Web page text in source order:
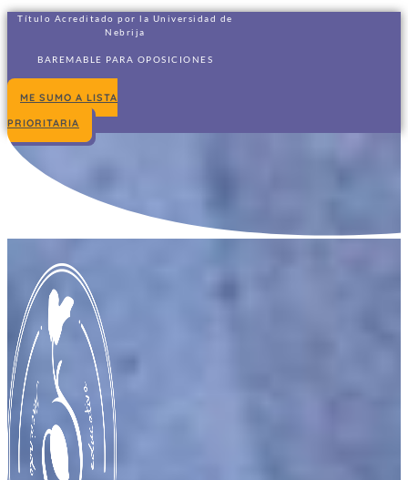
Título Acreditado por la Universidad de
Nebrija
BAREMABLE PARA OPOSICIONES
ME SUMO A LISTA
PRIORITARIA